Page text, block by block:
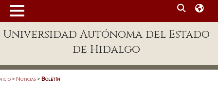
Enlaces
Universidad Autónoma del Estado
de Hidalgo
> Noticias > Boletín